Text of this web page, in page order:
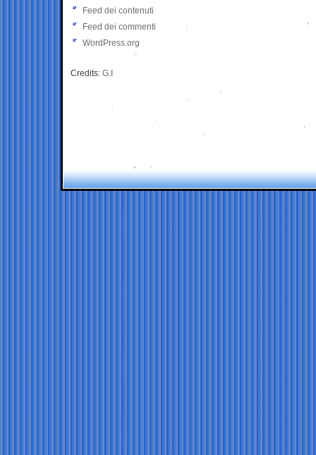
Feed dei contenuti
Feed dei commenti
WordPress.org
Credits: G.I